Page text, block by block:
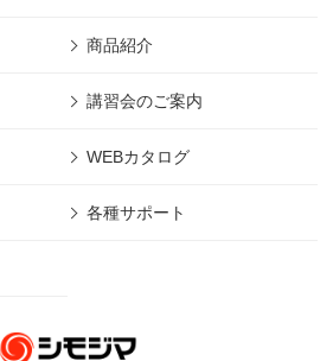
商品紹介
講習会のご案内
WEBカタログ
各種サポート